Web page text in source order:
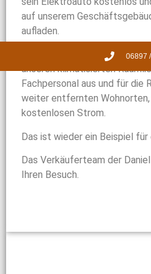
06897
auf unserem
aufladen.
Unsere Kunden suchen sich
unseren klimatisierten
Fachpersonal aus und für die
weiter entfernten
kostenlosen Strom.
Das ist wieder ein Beispiel
Das Verkäuferteam der
Ihren Besuch.